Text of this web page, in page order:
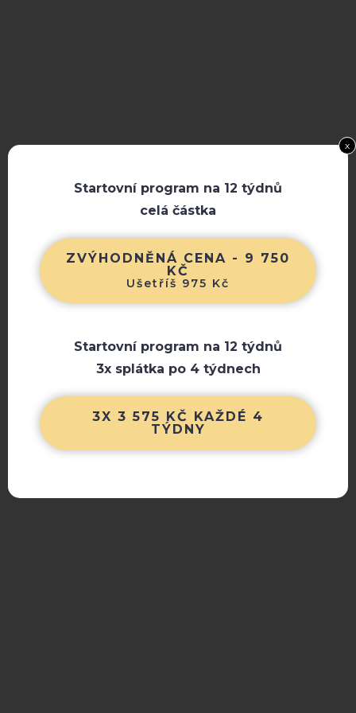
Startovní program na 12 týdnů
celá částka
ZVÝHODNĚNÁ CENA - 9 750
KČ
Ušetříš 975 Kč
Startovní program na 12 týdnů
3x splátka po 4 týdnech
3X 3 575 KČ KAŽDÉ 4
TÝDNY
x